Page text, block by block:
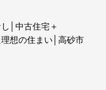
│中古住宅＋
想の住まい│高砂市